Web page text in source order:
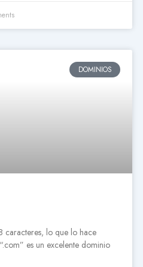
DOMINIOS
caracteres, lo que lo hace
es un excelente dominio